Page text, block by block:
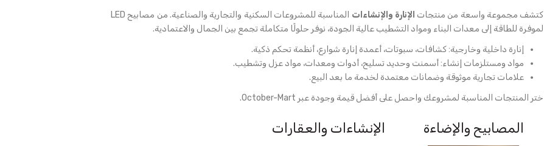
اكتشف مجموعة واسعة من منتجات الإنارة والإنشاءات
المناسبة للمشروعات السكنية والتجارية والصناعية. من مصابيح LED
الموفرة للطاقة إلى معدات البناء ومواد التشطيب عالية الجودة، نوفر حلولًا متكاملة تجمع بين الجمال والاعتمادية.
إنارة داخلية وخارجية: كشافات، سبوتات، أعمدة إنارة شوارع، أنظمة تحكم ذكية.
مواد ومستلزمات إنشاء: أسمنت وحديد تسليح، أدوات ومعدات، مواد عزل وتشطيب.
علامات تجارية موثوقة وضمانات معتمدة لخدمة ما بعد البيع.
اختر المنتجات المناسبة لمشروعك واحصل على أفضل قيمة وجودة عبر October-Mart.
المصابيح والإضاءة الإنشاءات والعقارات